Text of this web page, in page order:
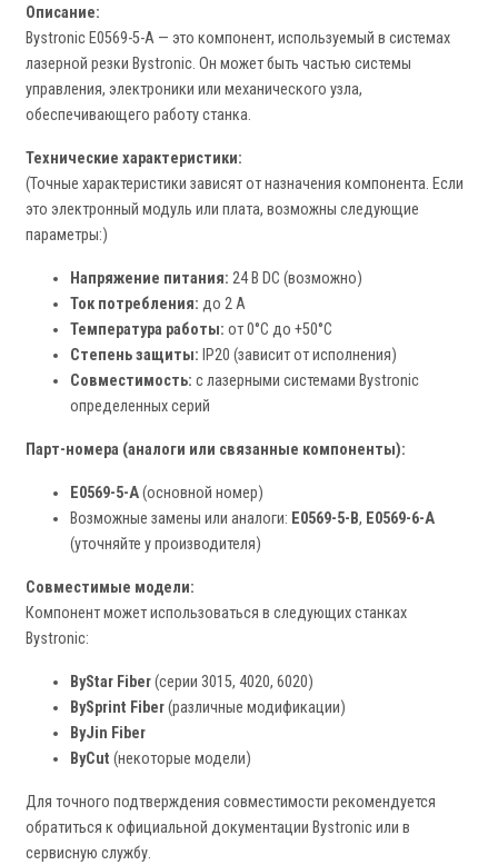
Описание:
Bystronic E0569-5-A — это компонент, используемый в системах
лазерной резки Bystronic. Он может быть частью системы
управления, электроники или механического узла,
обеспечивающего работу станка.
Технические характеристики:
(Точные характеристики зависят от назначения компонента. Если
это электронный модуль или плата, возможны следующие
параметры:)
Напряжение питания: 24 В DC (возможно)
Ток потребления: до 2 А
Температура работы: от 0°C до +50°C
Степень защиты: IP20 (зависит от исполнения)
Совместимость: с лазерными системами Bystronic
определенных серий
Парт-номера (аналоги или связанные компоненты):
E0569-5-A(основной номер)
Возможные замены или аналоги: E0569-5-B, E0569-6-A
(уточняйте у производителя)
Совместимые модели:
Компонент может использоваться в следующих станках
Bystronic:
ByStar Fiber(серии 3015, 4020, 6020)
BySprint Fiber(различные модификации)
ByJin Fiber
ByCut (некоторые модели)
Для точного подтверждения совместимости рекомендуется
обратиться к официальной документации Bystronic или в
сервисную службу.